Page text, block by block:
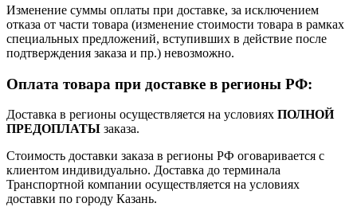
Изменение суммы оплаты при доставке, за исключением
отказа от части товара (изменение стоимости товара в рамках
специальных предложений, вступивших в действие после
подтверждения заказа и пр.) невозможно.
Оплата товара при доставке в регионы РФ:
Доставка в регионы осуществляется на условиях ПОЛНОЙ
ПРЕДОПЛАТЫ заказа.
Стоимость доставки заказа в регионы РФ оговаривается с
клиентом индивидуально. Доставка до терминала
Транспортной компании осуществляется на условиях
доставки по городу Казань.